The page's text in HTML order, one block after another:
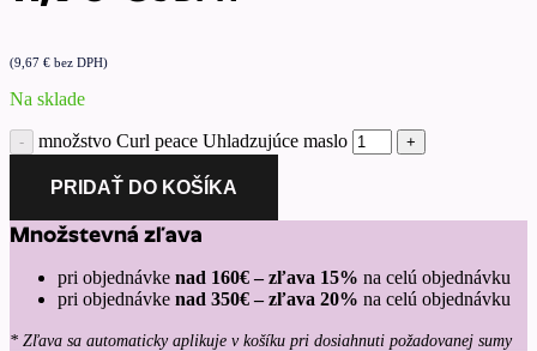
(9,67 € bez DPH)
Na sklade
množstvo Curl peace Uhladzujúce maslo
PRIDAŤ DO KOŠÍKA
Množstevná zľava
pri objednávke nad 160€ – zľava 15% na celú objednávku
pri objednávke nad 350€ – zľava 20% na celú objednávku
* Zľava sa automaticky aplikuje v košíku pri dosiahnuti požadovanej sumy